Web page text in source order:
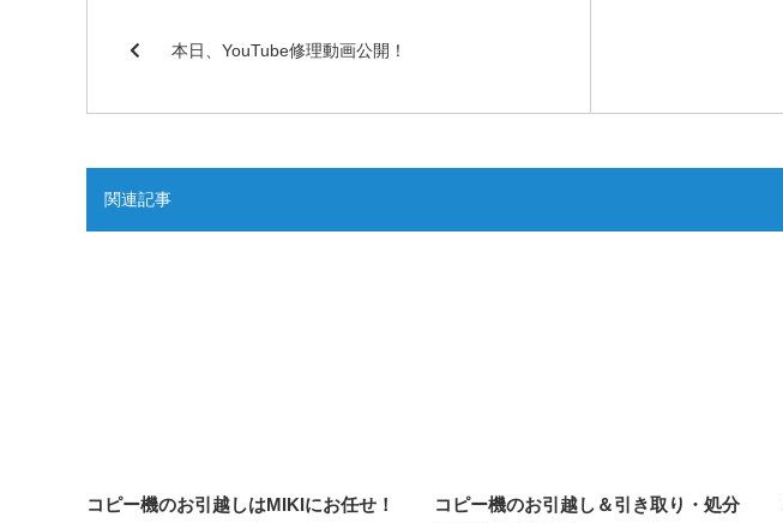
本日、YouTube修理動画公開！
関連記事
コピー機のお引越しはMIKIにお任せ！
コピー機のお引越し＆引き取り・処分